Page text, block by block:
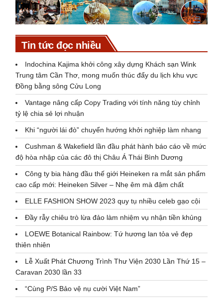
Tin tức đọc nhiều
Indochina Kajima khởi công xây dựng Khách sạn Wink
Trung tâm Cần Thơ, mong muốn thúc đẩy du lịch khu vực
Đồng bằng sông Cửu Long
Vantage nâng cấp Copy Trading với tính năng tùy chỉnh
tỷ lệ chia sẻ lợi nhuận
Khi “người lái đò” chuyển hướng khởi nghiệp làm nhang
Cushman & Wakefield lần đầu phát hành báo cáo về mức
độ hòa nhập của các đô thị Châu Á Thái Bình Dương
Công ty bia hàng đầu thế giới Heineken ra mắt sản phẩm
cao cấp mới: Heineken Silver – Nhẹ êm mà đậm chất
ELLE FASHION SHOW 2023 quy tụ nhiều celeb gạo cội
Đầy rẫy chiêu trò lừa đảo làm nhiệm vụ nhận tiền khủng
LOEWE Botanical Rainbow: Tứ hương lan tỏa vẻ đẹp
thiên nhiên
Lễ Xuất Phát Chương Trình Thư Viện 2030 Lần Thứ 15 –
Caravan 2030 lần 33
“Cùng P/S Bảo vệ nụ cười Việt Nam”